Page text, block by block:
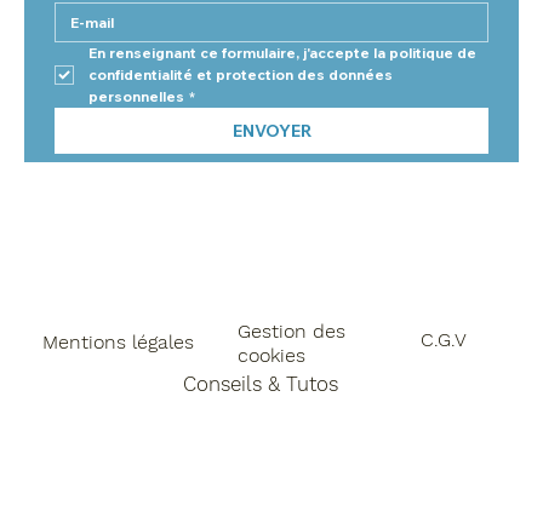
En renseignant ce formulaire, j'accepte la politique de
confidentialité et protection des données
personnelles *
ENVOYER
Mentions légales
Gestion des
cookies
C.G.V
Conseils & Tutos